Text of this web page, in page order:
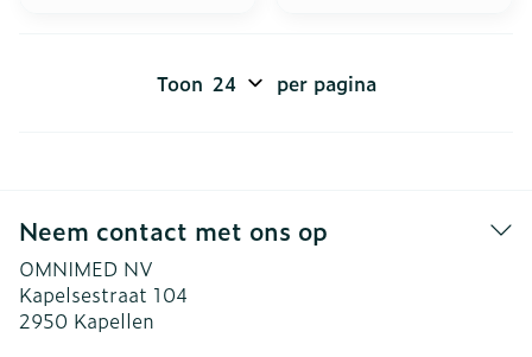
Toon per pagina
Neem contact met ons op
OMNIMED NV
Kapelsestraat 104
2950 Kapellen